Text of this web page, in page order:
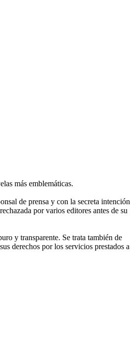
más emblemáticas.
de prensa y con la secreta intención
por varios editores antes de su
y transparente. Se trata también de
derechos por los servicios prestados a